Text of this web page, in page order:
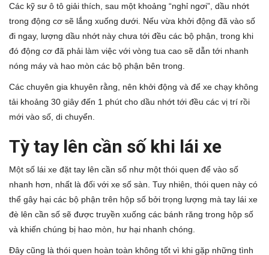
Các kỹ sư ô tô giải thích, sau một khoảng “nghỉ ngơi”, dầu nhớt
trong động cơ sẽ lắng xuống dưới. Nếu vừa khởi động đã vào số
đi ngay, lượng dầu nhớt này chưa tới đều các bộ phận, trong khi
đó động cơ đã phải làm việc với vòng tua cao sẽ dẫn tới nhanh
nóng máy và hao mòn các bộ phận bên trong.
Các chuyên gia khuyên rằng, nên khởi động và để xe chạy không
tải khoảng 30 giây đến 1 phút cho dầu nhớt tới đều các vị trí rồi
mới vào số, di chuyển.
Tỳ tay lên cần số khi lái xe
Một số lái xe đặt tay lên cần số như một thói quen để vào số
nhanh hơn, nhất là đối với xe số sàn. Tuy nhiên, thói quen này có
thể gây hại các bộ phận trên hộp số bởi trọng lượng mà tay lái xe
đè lên cần số sẽ được truyền xuống các bánh răng trong hộp số
và khiến chúng bị hao mòn, hư hại nhanh chóng.
Đây cũng là thói quen hoàn toàn không tốt vì khi gặp những tình